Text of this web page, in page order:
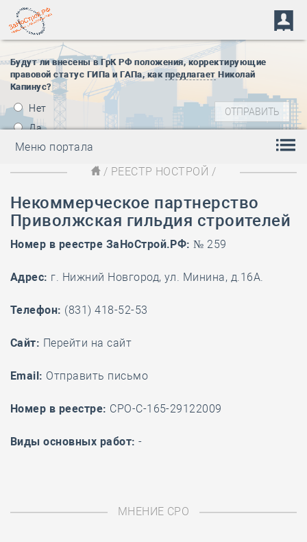
Будут ли внесены в ГрК РФ положения, корректирующие
правовой статус ГИПа и ГАПа, как предлагает Николай
Капинус?
Нет
Да
Меню портала
/ РЕЕСТР НОСТРОЙ /
Некоммерческое партнерство
Приволжская гильдия строителей
Номер в реестре ЗаНоСтрой.РФ: № 259
Адрес: г. Нижний Новгород, ул. Минина, д.16А.
Телефон: (831) 418-52-53
Cайт: Перейти на сайт
Email: Отправить письмо
Номер в реестре: СРО-С-165-29122009
Виды основных работ: -
МНЕНИЕ СРО